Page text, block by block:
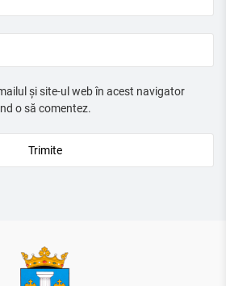
și site-ul web în acest navigator
o să comentez.